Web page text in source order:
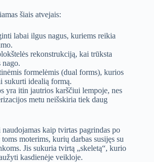
šiais atvejais:
labai ilgus nagus, kuriems reikia
rekonstrukciją, kai trūksta
nago.
formelėmis (dual forms), kurios
sukurti idealią formą.
yra itin jautrios karščiui lempoje, nes
metu neišskiria tiek daug
kaip tvirtas pagrindas po
moterims, kurių darbas susijęs su
Jis sukuria tvirtą „skeletą“, kurio
kasdienėje veikloje.